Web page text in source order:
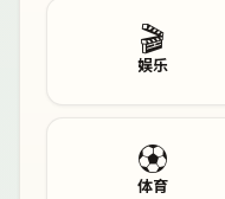
🎬
娱乐
⚽
体育